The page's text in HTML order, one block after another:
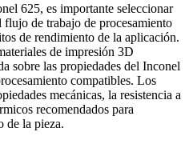
625, es importante seleccionar
de trabajo de procesamiento
de rendimiento de la aplicación.
de impresión 3D
sobre las propiedades del Inconel
compatibles. Los
mecánicas, la resistencia a
recomendados para
de la pieza.